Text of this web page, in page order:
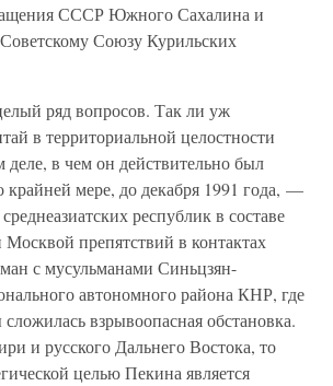
СССР Южного Сахалина и
Союзу Курильских
ряд вопросов. Так ли уж
в территориальной целостности
в чем он действительно был
крайней мере, до декабря 1991 года, —
республик в составе
препятствий в контактах
с мусульманами Синьцзян-
автономного района КНР, где
взрывоопасная обстановка.
и русского Дальнего Востока, то
целью Пекина является